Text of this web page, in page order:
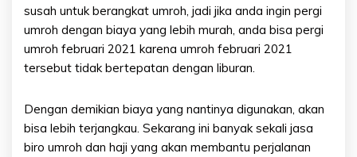
susah untuk berangkat umroh, jadi jika anda ingin pergi
umroh dengan biaya yang lebih murah, anda bisa pergi
umroh februari 2021 karena umroh februari 2021
tersebut tidak bertepatan dengan liburan.
Dengan demikian biaya yang nantinya digunakan, akan
bisa lebih terjangkau. Sekarang ini banyak sekali jasa
biro umroh dan haji yang akan membantu perjalanan